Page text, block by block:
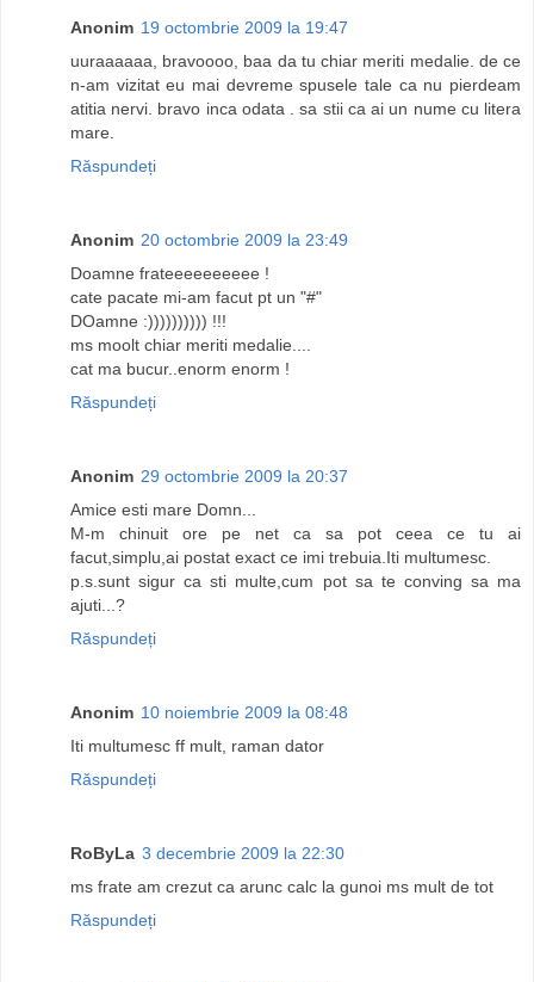
Anonim 19 octombrie 2009 la 19:47
uuraaaaaa, bravoooo, baa da tu chiar meriti medalie. de ce
n-am vizitat eu mai devreme spusele tale ca nu pierdeam
atitia nervi. bravo inca odata . sa stii ca ai un nume cu litera
mare.
Răspundeți
Anonim 20 octombrie 2009 la 23:49
Doamne frateeeeeeeeee !
cate pacate mi-am facut pt un "#"
DOamne :)))))))))) !!!
ms moolt chiar meriti medalie....
cat ma bucur..enorm enorm !
Răspundeți
Anonim 29 octombrie 2009 la 20:37
Amice esti mare Domn...
M-m chinuit ore pe net ca sa pot ceea ce tu ai
facut,simplu,ai postat exact ce imi trebuia.Iti multumesc.
p.s.sunt sigur ca sti multe,cum pot sa te conving sa ma
ajuti...?
Răspundeți
Anonim 10 noiembrie 2009 la 08:48
Iti multumesc ff mult, raman dator
Răspundeți
RoByLa 3 decembrie 2009 la 22:30
ms frate am crezut ca arunc calc la gunoi ms mult de tot
Răspundeți